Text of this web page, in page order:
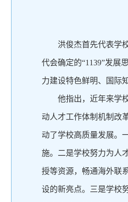
洪俊杰首先代表学
代会确定的“1139”发展
力建设特色鲜明、国际
他指出，近年来学
动人才工作体制机制改
动了学校高质量发展。
施。二是学校努力为人
授等资源，畅通海外联
设的新亮点。三是学校